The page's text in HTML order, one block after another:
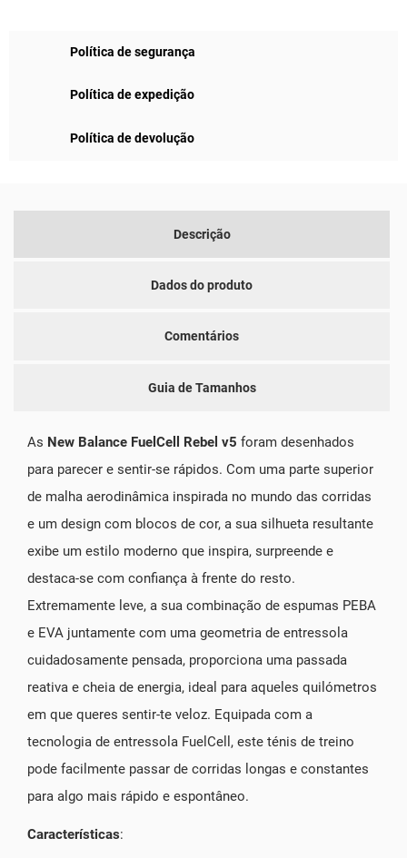
Política de segurança
Política de expedição
Política de devolução
Descrição
Dados do produto
Comentários
Guia de Tamanhos
As New Balance FuelCell Rebel v5 foram desenhados
para parecer e sentir-se rápidos. Com uma parte superior
de malha aerodinâmica inspirada no mundo das corridas
e um design com blocos de cor, a sua silhueta resultante
exibe um estilo moderno que inspira, surpreende e
destaca-se com confiança à frente do resto.
Extremamente leve, a sua combinação de espumas PEBA
e EVA juntamente com uma geometria de entressola
cuidadosamente pensada, proporciona uma passada
reativa e cheia de energia, ideal para aqueles quilómetros
em que queres sentir-te veloz. Equipada com a
tecnologia de entressola FuelCell, este ténis de treino
pode facilmente passar de corridas longas e constantes
para algo mais rápido e espontâneo.
Características: